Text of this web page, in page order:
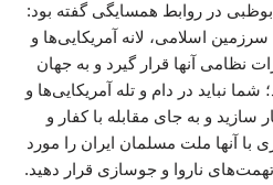
در روابط همسایگی گفته بود:
اسلامی، لانه آمریکایی‌ها و
نظامی آنها قرار گیرد و به جهان
نباید در دام و تله‌ آمریکایی‌ها و
سازید و به جای مقابله با کفار و
آنها ملت مسلمان ایران را مورد
ناروا و جوسازی قرار دهید.